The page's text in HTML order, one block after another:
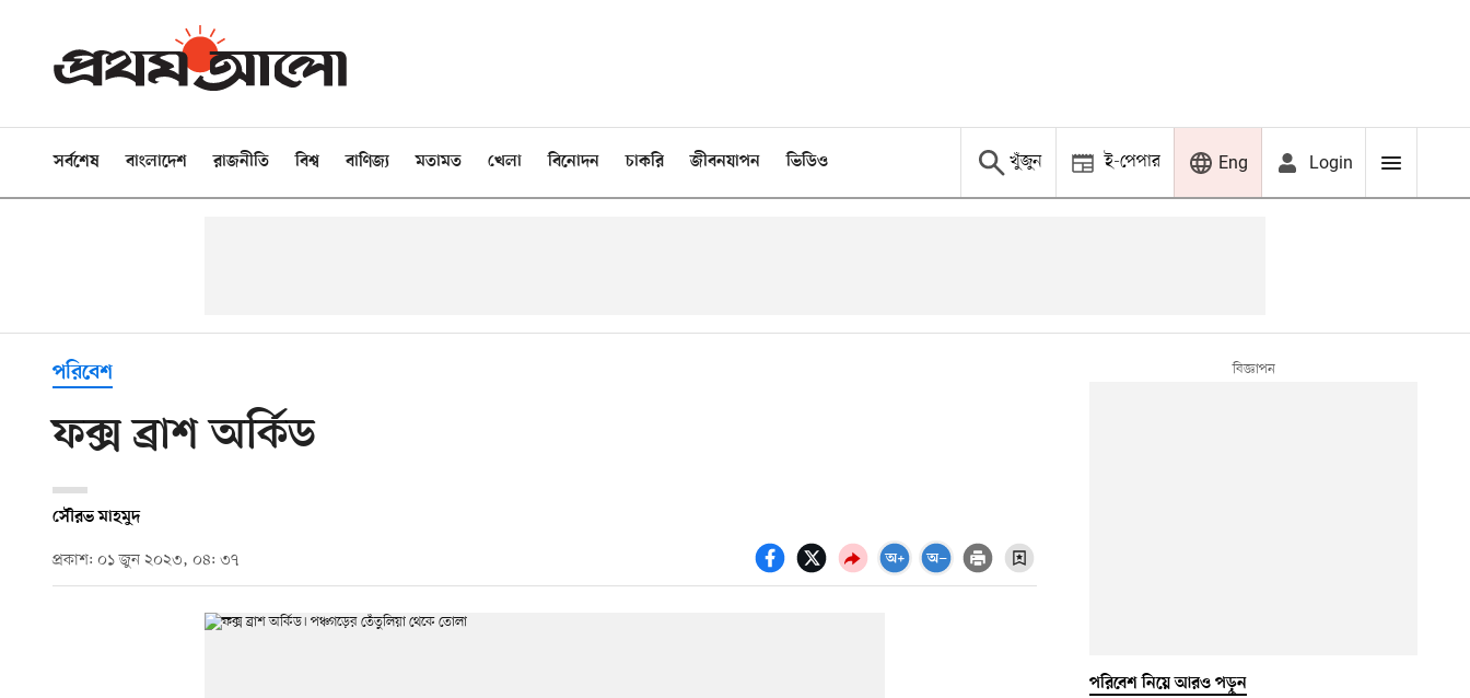
সর্বশেষ বাংলাদেশ রাজনীতি বিশ্ব বাণিজ্য মতামত খেলা বিনোদন চাকরি জীবনযাপন ভিডিও খুঁজুন ই-পেপার Eng Login
পরিবেশ
ফক্স ব্রাশ অর্কিড
সৌরভ মাহমুদ
প্রকাশ: ০১ জুন ২০২৩, ০৪: ৩৭
পরিবেশ নিয়ে আরও পড়ুন